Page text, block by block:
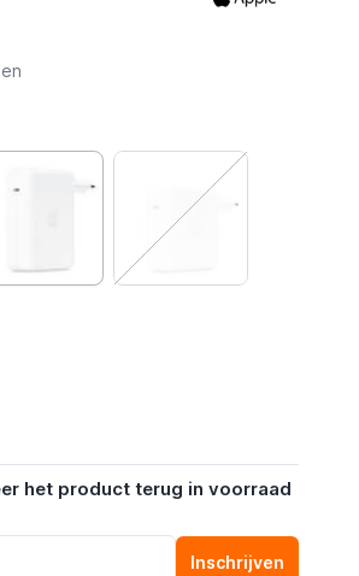
het product terug in voorraad
Inschrijven